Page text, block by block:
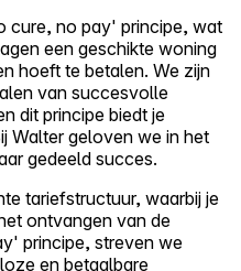
cure, no pay' principe, wat
een geschikte woning
hoeft te betalen. We zijn
van succesvolle
dit principe biedt je
Walter geloven we in het
gedeeld succes.
tariefstructuur, waarbij je
ontvangen van de
principe, streven we
en betaalbare